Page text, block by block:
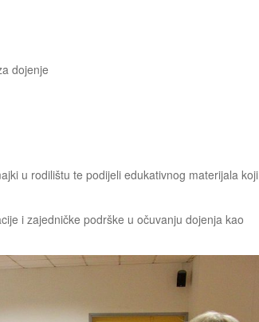
dojenje
u rodilištu te podijeli edukativnog materijala koji
i zajedničke podrške u očuvanju dojenja kao